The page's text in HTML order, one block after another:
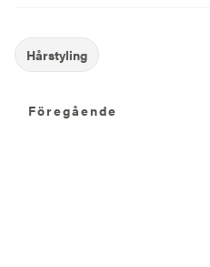
Föregående
Föregående